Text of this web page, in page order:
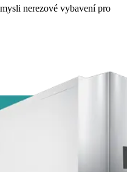
nerezové vybavení pro